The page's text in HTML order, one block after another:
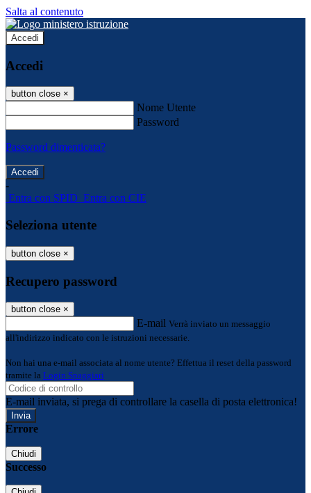
Salta al contenuto
Accedi
Accedi
button close ×
Nome Utente
Password
Password dimenticata?
-
Entra con SPID Entra con CIE
Seleziona utente
button close ×
Recupero password
button close ×
E-mail Verrà inviato un messaggio
all'indirizzo indicato con le istruzioni necessarie.
Non hai una e-mail associata al nome utente? Effettua il reset della password
tramite la Login Spaggiari
E-mail inviata, si prega di controllare la casella di posta elettronica!
Errore
Chiudi
Successo